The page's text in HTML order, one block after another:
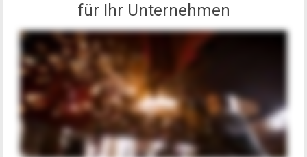
für Ihr Unternehmen